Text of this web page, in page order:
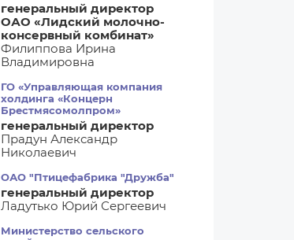
05.08.2026 06:20
генеральный директор
ОАО «Лидский молочно-
консервный комбинат»
Филиппова Ирина
Владимировна
ГО «Управляющая компания
холдинга «Концерн
Брестмясомолпром»
генеральный директор
Прадун Александр
Николаевич
ОАО "Птицефабрика "Дружба"
генеральный директор
Ладутько Юрий Сергеевич
Министерство сельского